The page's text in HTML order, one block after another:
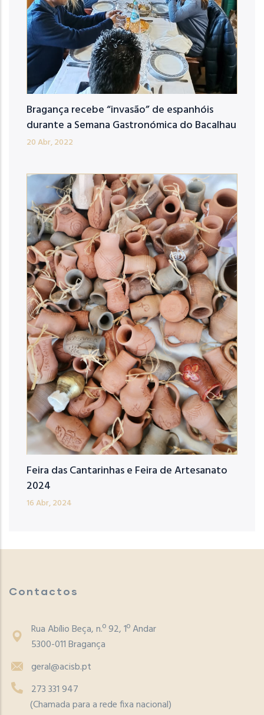
Bragança recebe “invasão” de espanhóis
durante a Semana Gastronómica do Bacalhau
20 Abr, 2022
Feira das Cantarinhas e Feira de Artesanato
2024
16 Abr, 2024
Contactos
Rua Abílio Beça, n.º 92, 1º Andar
5300-011 Bragança
geral@acisb.pt
273 331 947
(Chamada para a rede fixa nacional)